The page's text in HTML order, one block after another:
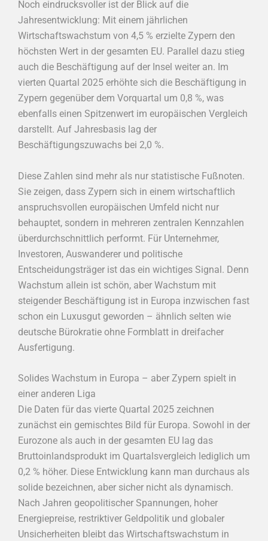
Noch eindrucksvoller ist der Blick auf die
Jahresentwicklung: Mit einem jährlichen
Wirtschaftswachstum von 4,5 % erzielte Zypern den
höchsten Wert in der gesamten EU. Parallel dazu stieg
auch die Beschäftigung auf der Insel weiter an. Im
vierten Quartal 2025 erhöhte sich die Beschäftigung in
Zypern gegenüber dem Vorquartal um 0,8 %, was
ebenfalls einen Spitzenwert im europäischen Vergleich
darstellt. Auf Jahresbasis lag der
Beschäftigungszuwachs bei 2,0 %.
Diese Zahlen sind mehr als nur statistische Fußnoten.
Sie zeigen, dass Zypern sich in einem wirtschaftlich
anspruchsvollen europäischen Umfeld nicht nur
behauptet, sondern in mehreren zentralen Kennzahlen
überdurchschnittlich performt. Für Unternehmer,
Investoren, Auswanderer und politische
Entscheidungsträger ist das ein wichtiges Signal. Denn
Wachstum allein ist schön, aber Wachstum mit
steigender Beschäftigung ist in Europa inzwischen fast
schon ein Luxusgut geworden – ähnlich selten wie
deutsche Bürokratie ohne Formblatt in dreifacher
Ausfertigung.
Solides Wachstum in Europa – aber Zypern spielt in
einer anderen Liga
Die Daten für das vierte Quartal 2025 zeichnen
zunächst ein gemischtes Bild für Europa. Sowohl in der
Eurozone als auch in der gesamten EU lag das
Bruttoinlandsprodukt im Quartalsvergleich lediglich um
0,2 % höher. Diese Entwicklung kann man durchaus als
solide bezeichnen, aber sicher nicht als dynamisch.
Nach Jahren geopolitischer Spannungen, hoher
Energiepreise, restriktiver Geldpolitik und globaler
Unsicherheiten bleibt das Wirtschaftswachstum in